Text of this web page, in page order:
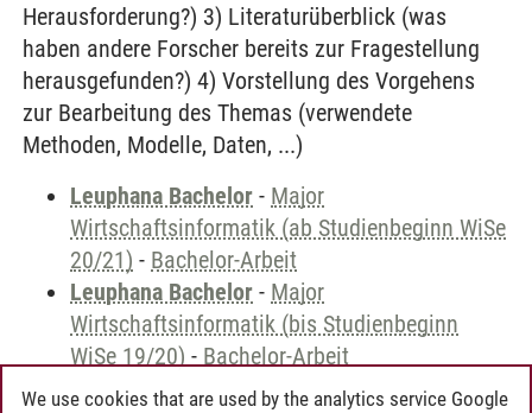
Herausforderung?) 3) Literaturüberblick (was
haben andere Forscher bereits zur Fragestellung
herausgefunden?) 4) Vorstellung des Vorgehens
zur Bearbeitung des Themas (verwendete
Methoden, Modelle, Daten, ...)
Leuphana Bachelor - Major
Wirtschaftsinformatik (ab Studienbeginn WiSe
20/21) - Bachelor-Arbeit
Leuphana Bachelor - Major
Wirtschaftsinformatik (bis Studienbeginn
WiSe 19/20) - Bachelor-Arbeit
We use cookies that are used by the analytics service Google